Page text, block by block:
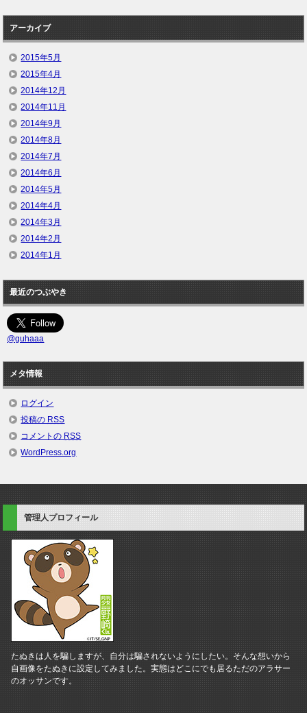
アーカイブ
2015年5月
2015年4月
2014年12月
2014年11月
2014年9月
2014年8月
2014年7月
2014年6月
2014年5月
2014年4月
2014年3月
2014年2月
2014年1月
最近のつぶやき
@guhaaa
メタ情報
ログイン
投稿の RSS
コメントの RSS
WordPress.org
管理人プロフィール
たぬきは人を騙しますが、自分は騙されないようにしたい。そんな想いから
自画像をたぬきに設定してみました。実態はどこにでも居るただのアラサー
のオッサンです。